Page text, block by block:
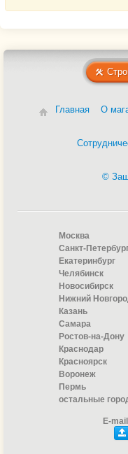
Главная О
©
Москва
Санкт-
Екатеринбург
Челябинск
Новосибирск
Нижний
Казань
Самара
Ростов-на-Дону
Краснодар
Красноярск
Воронеж
Пермь
остальные
E-mail